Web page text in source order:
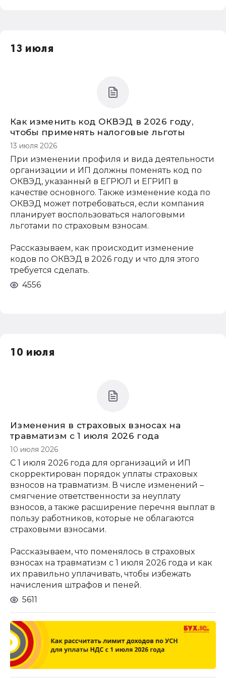
13 июля
Как изменить код ОКВЭД в 2026 году,
чтобы применять налоговые льготы
13 июля 2026
При изменении профиля и вида деятельности
организации и ИП должны поменять код по
ОКВЭД, указанный в ЕГРЮЛ и ЕГРИП в
качестве основного. Также изменение кода по
ОКВЭД может потребоваться, если компания
планирует воспользоваться налоговыми
льготами по страховым взносам.
Рассказываем, как происходит изменение
кодов по ОКВЭД в 2026 году и что для этого
требуется сделать.
4556
10 июля
Изменения в страховых взносах на
травматизм с 1 июля 2026 года
10 июля 2026
С 1 июля 2026 года для организаций и ИП
скорректирован порядок уплаты страховых
взносов на травматизм. В числе изменений –
смягчение ответственности за неуплату
взносов, а также расширение перечня выплат в
пользу работников, которые не облагаются
страховыми взносами.
Рассказываем, что поменялось в страховых
взносах на травматизм с 1 июля 2026 года и как
их правильно уплачивать, чтобы избежать
начисления штрафов и пеней.
5611